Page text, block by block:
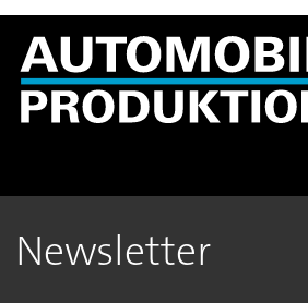
Newsletter